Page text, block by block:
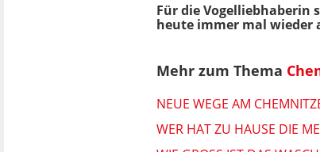
Für die Vogelliebhaberin
heute immer mal wieder
Mehr zum Thema
NEUE WEGE AM
WER HAT ZU HAUSE DIE